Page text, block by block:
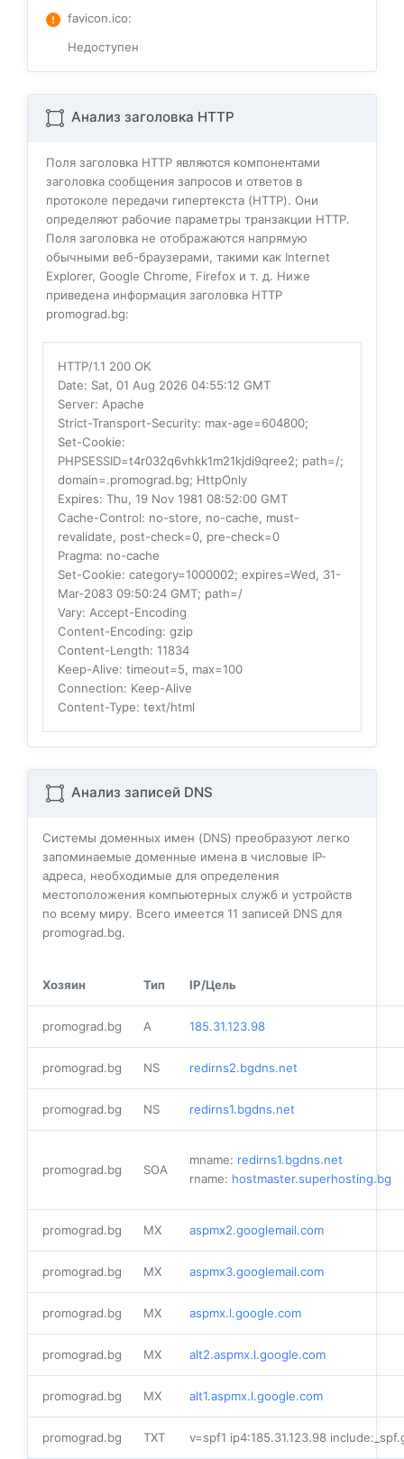
favicon.ico:
Недоступен
Анализ заголовка HTTP
Поля заголовка HTTP являются компонентами
заголовка сообщения запросов и ответов в
протоколе передачи гипертекста (HTTP). Они
определяют рабочие параметры транзакции HTTP.
Поля заголовка не отображаются напрямую
обычными веб-браузерами, такими как Internet
Explorer, Google Chrome, Firefox и т. д. Ниже
приведена информация заголовка HTTP
promograd.bg:
HTTP/1.1 200 OK
Date: Sat, 01 Aug 2026 04:55:12 GMT
Server: Apache
Strict-Transport-Security: max-age=604800;
Set-Cookie:
PHPSESSID=t4r032q6vhkk1m21kjdi9qree2; path=/;
domain=.promograd.bg; HttpOnly
Expires: Thu, 19 Nov 1981 08:52:00 GMT
Cache-Control: no-store, no-cache, must-
revalidate, post-check=0, pre-check=0
Pragma: no-cache
Set-Cookie: category=1000002; expires=Wed, 31-
Mar-2083 09:50:24 GMT; path=/
Vary: Accept-Encoding
Content-Encoding: gzip
Content-Length: 11834
Keep-Alive: timeout=5, max=100
Connection: Keep-Alive
Content-Type: text/html
Анализ записей DNS
Системы доменных имен (DNS) преобразуют легко
запоминаемые доменные имена в числовые IP-
адреса, необходимые для определения
местоположения компьютерных служб и устройств
по всему миру. Всего имеется 11 записей DNS для
promograd.bg.
Хозяин Тип IP/Цель
promograd.bg A 185.31.123.98
promograd.bg NS redirns2.bgdns.net
promograd.bg NS redirns1.bgdns.net
promograd.bg SOA
mname: redirns1.bgdns.net
rname: hostmaster.superhosting.bg
promograd.bg MX aspmx2.googlemail.com
promograd.bg MX aspmx3.googlemail.com
promograd.bg MX aspmx.l.google.com
promograd.bg MX alt2.aspmx.l.google.com
promograd.bg MX alt1.aspmx.l.google.com
promograd.bg TXT v=spf1 ip4:185.31.123.98